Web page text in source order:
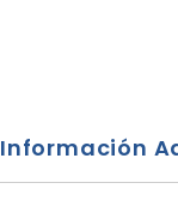
Información